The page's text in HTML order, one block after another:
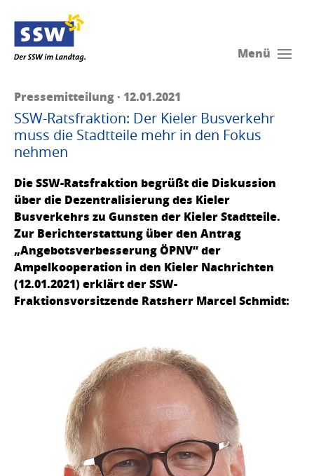
Menü
Pressemitteilung · 12.01.2021
SSW-Ratsfraktion: Der Kieler Busverkehr
muss die Stadtteile mehr in den Fokus
nehmen
Die SSW-Ratsfraktion begrüßt die Diskussion
über die Dezentralisierung des Kieler
Busverkehrs zu Gunsten der Kieler Stadtteile.
Zur Berichterstattung über den Antrag
„Angebotsverbesserung ÖPNV“ der
Ampelkooperation in den Kieler Nachrichten
(12.01.2021) erklärt der SSW-
Fraktionsvorsitzende Ratsherr Marcel Schmidt: